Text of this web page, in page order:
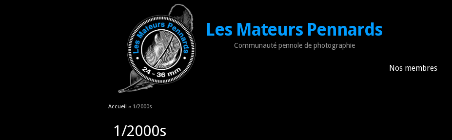
Les Mateurs Pennards
Communauté pennole de photographie
Nos membres
Vous êtes ici
Accueil » 1/2000s
1/2000s